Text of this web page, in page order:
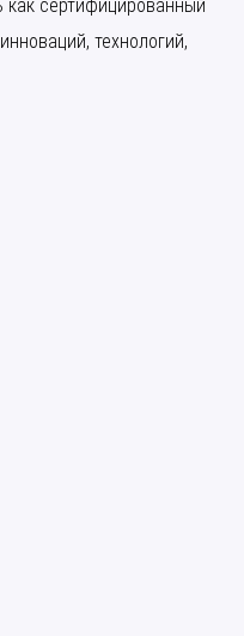
как сертифицированный
технологий,